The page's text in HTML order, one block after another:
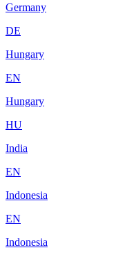
Germany
DE
Hungary
EN
Hungary
HU
India
EN
Indonesia
EN
Indonesia